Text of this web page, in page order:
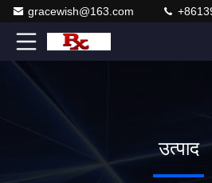
gracewish@163.com
उत्पाद